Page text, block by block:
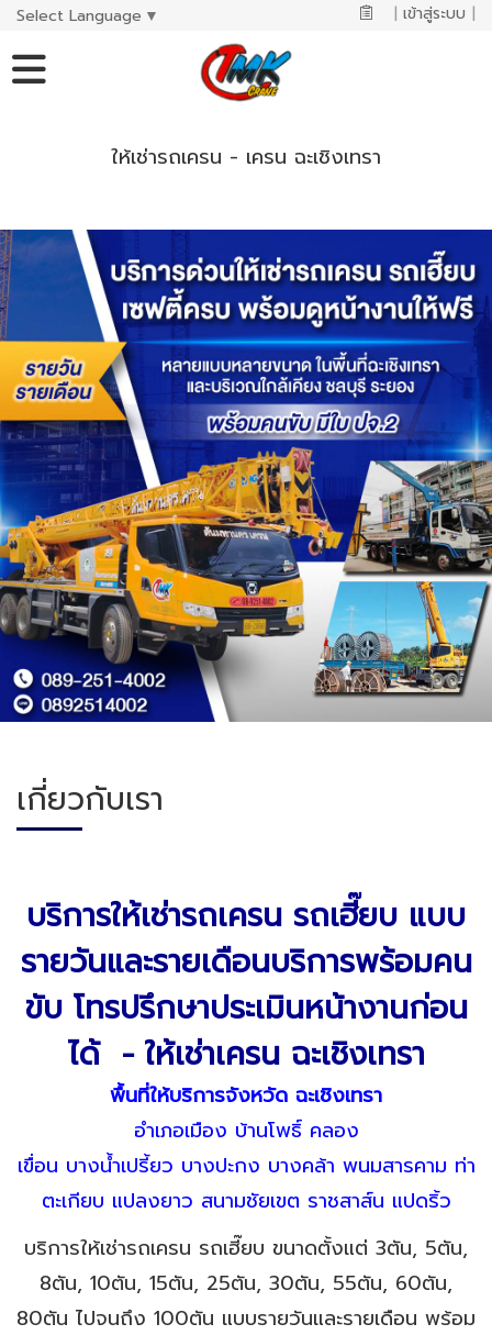
Select Language ▼ | เข้าสู่ระบบ |
ให้เช่ารถเครน - เครน ฉะเชิงเทรา
เกี่ยวกับเรา
บริการให้เช่ารถเครน รถเฮี๊ยบ แบบ
รายวันและรายเดือนบริการพร้อมคน
ขับ โทรปรึกษาประเมินหน้างานก่อน
ได้ - ให้เช่าเครน ฉะเชิงเทรา
พื้นที่ให้บริการจังหวัด ฉะเชิงเทรา
อำเภอเมือง บ้านโพธิ์ คลอง
เขื่อน บางน้ำเปรี้ยว บางปะกง บางคล้า พนมสารคาม ท่า
ตะเกียบ แปลงยาว สนามชัยเขต ราชสาส์น แปดริ้ว
บริการให้เช่ารถเครน รถเฮี๊ยบ ขนาดตั้งแต่ 3ตัน, 5ตัน,
8ตัน, 10ตัน, 15ตัน, 25ตัน, 30ตัน, 55ตัน, 60ตัน,
80ตัน ไปจนถึง 100ตัน แบบรายวันและรายเดือน พร้อม